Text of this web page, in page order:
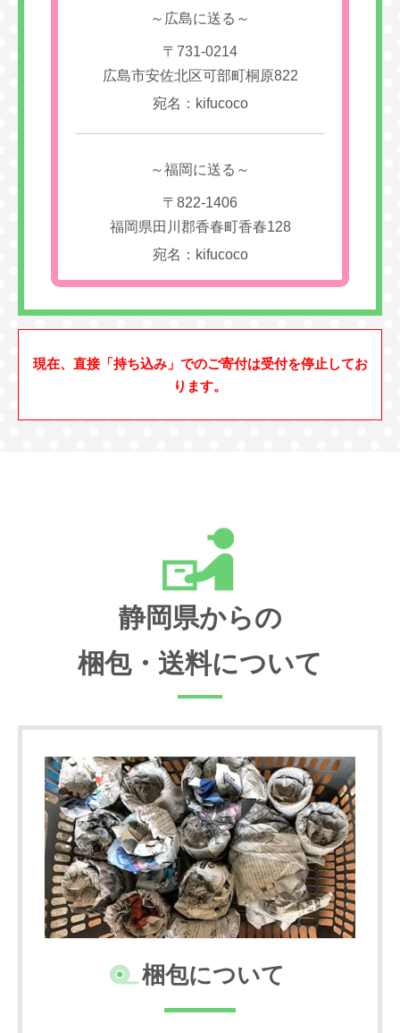
～広島に送る～
〒731-0214
広島市安佐北区可部町桐原822
宛名：kifucoco
～福岡に送る～
〒822-1406
福岡県田川郡香春町香春128
宛名：kifucoco
現在、直接「持ち込み」でのご寄付は受付を停止してお
ります。
静岡県からの
梱包・送料について
梱包について